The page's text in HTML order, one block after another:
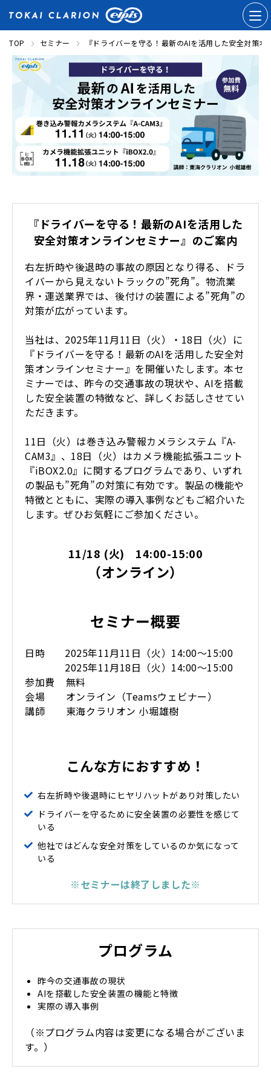
TOP セミナー 『ドライバーを守る！最新のAIを活用した安全対策
『ドライバーを守る！最新のAIを活用した
安全対策オンラインセミナー』のご案内
右左折時や後退時の事故の原因となり得る、ドラ
イバーから見えないトラックの”死角”。物流業
界・運送業界では、後付けの装置による”死角”の
対策が広がっています。
当社は、2025年11月11日（火）・18日（火）に
『ドライバーを守る！最新のAIを活用した安全対
策オンラインセミナー』を開催いたします。本セ
ミナーでは、昨今の交通事故の現状や、AIを搭載
した安全装置の特徴など、詳しくお話しさせてい
ただきます。
11日（火）は巻き込み警報カメラシステム『A-
CAM3』、18日（火）はカメラ機能拡張ユニット
『iBOX2.0』に関するプログラムであり、いずれ
の製品も”死角”の対策に有効です。製品の機能や
特徴とともに、実際の導入事例などもご紹介いた
します。ぜひお気軽にご参加ください。
11/18 (火) 14:00-15:00
（オンライン）
セミナー概要
日時 2025年11月11日（火）14:00～15:00
2025年11月18日（火）14:00～15:00
参加費 無料
会場 オンライン（Teamsウェビナー）
講師 東海クラリオン 小堀雄樹
こんな方におすすめ！
右左折時や後退時にヒヤリハットがあり対策したい
ドライバーを守るために安全装置の必要性を感じて
いる
他社ではどんな安全対策をしているのか気になって
いる
※セミナーは終了しました※
プログラム
昨今の交通事故の現状
AIを搭載した安全装置の機能と特徴
実際の導入事例
（※プログラム内容は変更になる場合がございま
す。）